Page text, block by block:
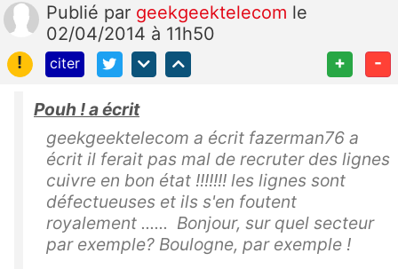
Publié par geekgeektelecom le
02/04/2014 à 11h50
!
citer + -
Pouh ! a écrit
geekgeektelecom a écrit fazerman76 a
écrit il ferait pas mal de recruter des lignes
cuivre en bon état !!!!!!! les lignes sont
défectueuses et ils s'en foutent
royalement ...... Bonjour, sur quel secteur
par exemple? Boulogne, par exemple !